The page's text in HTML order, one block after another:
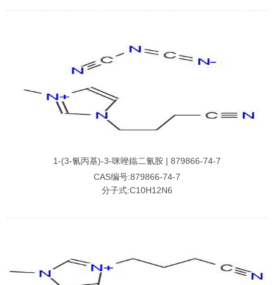
1-(3-氰丙基)-3-咪唑鎓二氰胺 | 879866-74-7
CAS编号:879866-74-7
分子式:C10H12N6